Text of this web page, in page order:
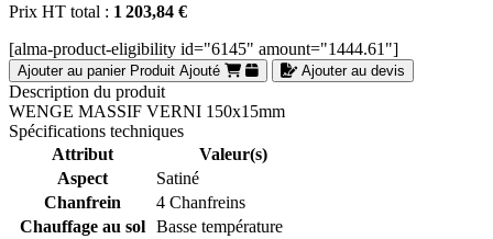
Prix HT total : 1 203,84 €
[alma-product-eligibility id="6145" amount="1444.61"]
Ajouter au panier Produit Ajouté Ajouter au devis
Description du produit
WENGE MASSIF VERNI 150x15mm
Spécifications techniques
Attribut
Valeur(s)
Aspect
Satiné
Chanfrein
4 Chanfreins
Chauffage au sol
Basse température